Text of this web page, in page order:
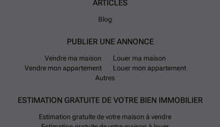
ARTICLES
Blog
PUBLIER UNE ANNONCE
Vendre ma maison
Louer ma maison
Vendre mon appartement
Louer mon appartement
Autres
ESTIMATION GRATUITE DE VOTRE BIEN IMMOBILIER
Estimation gratuite de votre maison à vendre